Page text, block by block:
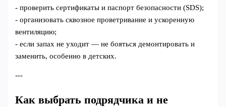
- проверить сертификаты и паспорт безопасности (SDS);
- организовать сквозное проветривание и ускоренную
вентиляцию;
- если запах не уходит — не бояться демонтировать и
заменить, особенно в детских.
---
Как выбрать подрядчика и не